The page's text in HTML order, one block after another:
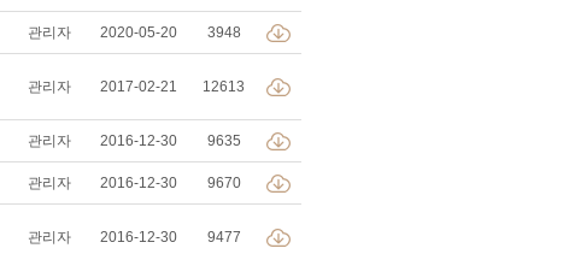
관리자 2020-05-20 3948
관리자 2017-02-21 12613
관리자 2016-12-30 9635
관리자 2016-12-30 9670
관리자 2016-12-30 9477